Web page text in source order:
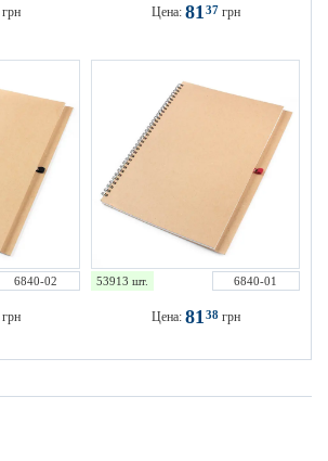
грн Цена: 8137 грн
6840-02
грн
53913 шт. 6840-01
Цена: 8138грн